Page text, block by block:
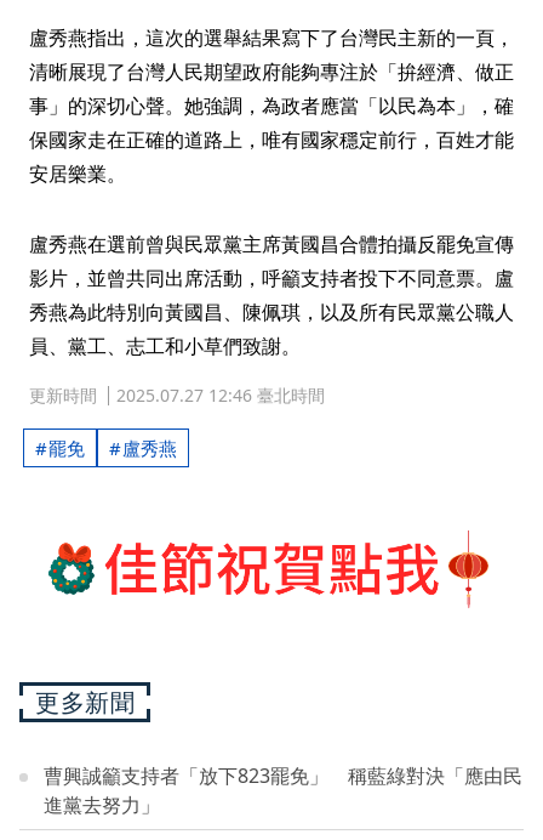
盧秀燕指出，這次的選舉結果寫下了台灣民主新的一頁，
清晰展現了台灣人民期望政府能夠專注於「拚經濟、做正
事」的深切心聲。她強調，為政者應當「以民為本」，確
保國家走在正確的道路上，唯有國家穩定前行，百姓才能
安居樂業。
盧秀燕在選前曾與民眾黨主席黃國昌合體拍攝反罷免宣傳
影片，並曾共同出席活動，呼籲支持者投下不同意票。盧
秀燕為此特別向黃國昌、陳佩琪，以及所有民眾黨公職人
員、黨工、志工和小草們致謝。
更新時間 2025.07.27 12:46 臺北時間
罷免 盧秀燕
更多新聞
曹興誠籲支持者「放下823罷免」 稱藍綠對決「應由民
進黨去努力」